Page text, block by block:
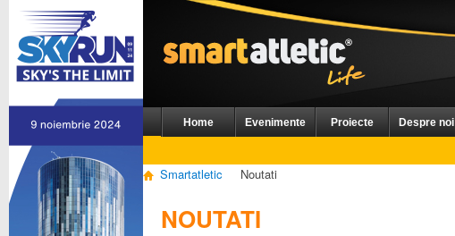
Home Evenimente Proiecte Despre noi
Smartatletic Noutati
NOUTATI